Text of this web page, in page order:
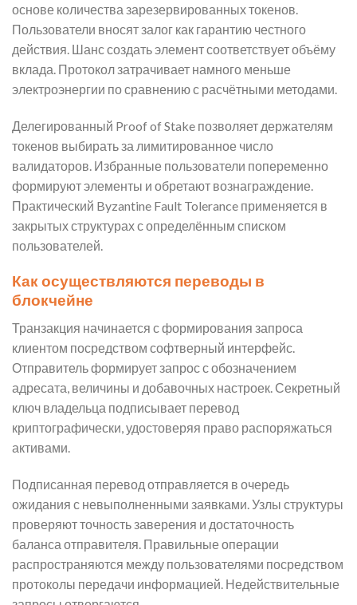
основе количества зарезервированных токенов.
Пользователи вносят залог как гарантию честного
действия. Шанс создать элемент соответствует объёму
вклада. Протокол затрачивает намного меньше
электроэнергии по сравнению с расчётными методами.
Делегированный Proof of Stake позволяет держателям
токенов выбирать за лимитированное число
валидаторов. Избранные пользователи попеременно
формируют элементы и обретают вознаграждение.
Практический Byzantine Fault Tolerance применяется в
закрытых структурах с определённым списком
пользователей.
Как осуществляются переводы в
блокчейне
Транзакция начинается с формирования запроса
клиентом посредством софтверный интерфейс.
Отправитель формирует запрос с обозначением
адресата, величины и добавочных настроек. Секретный
ключ владельца подписывает перевод
криптографически, удостоверяя право распоряжаться
активами.
Подписанная перевод отправляется в очередь
ожидания с невыполненными заявками. Узлы структуры
проверяют точность заверения и достаточность
баланса отправителя. Правильные операции
распространяются между пользователями посредством
протоколы передачи информацией. Недействительные